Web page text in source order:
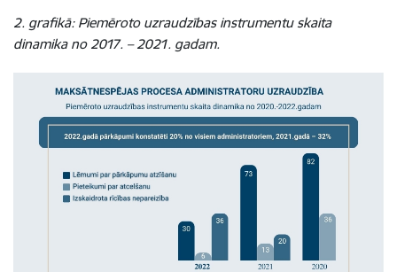
2. grafikā: Piemēroto uzraudzības instrumentu skaita
dinamika no 2017. – 2021. gadam.